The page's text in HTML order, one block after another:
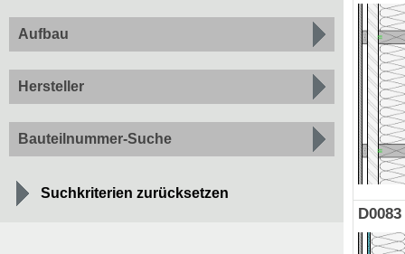
Aufbau
Hersteller
Bauteilnummer-Suche
Suchkriterien zurücksetzen
D0083